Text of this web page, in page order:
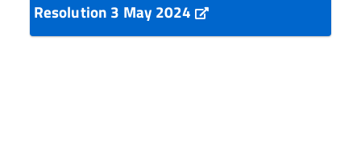
Resolution 3 May 2024